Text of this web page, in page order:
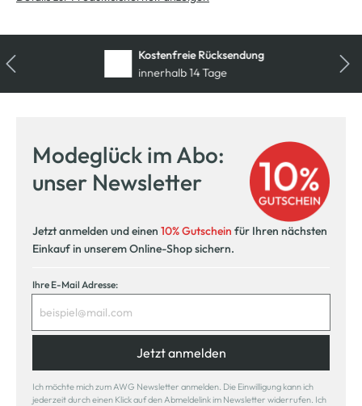
Kostenfreie Rücksendung
innerhalb 14 Tage
Modeglück im Abo:
unser Newsletter
Jetzt anmelden und einen 10% Gutschein für Ihren nächsten
Einkauf in unserem Online-Shop sichern.
Ihre E-Mail Adresse:
Jetzt anmelden
Ich möchte mich zum AWG Newsletter anmelden. Die Einwilligung kann ich
jederzeit durch einen Klick auf den Abmeldelink im Newsletter widerrufen. Ich